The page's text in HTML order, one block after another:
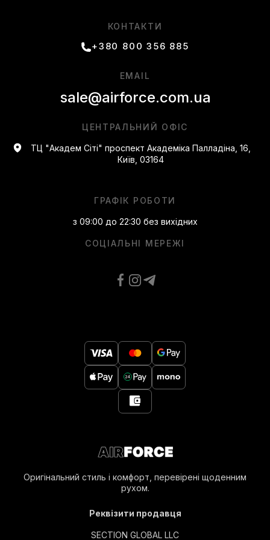
Ми працюємо кожен день, щоб ви могли робити покупки у
Здійсніть свою покупку на airforce.com.ua
легкою та приємною з нашою допомогою!
Оригінальний стиль і комфорт, перевірені щоденним
рухом.
Реквізити продавця
SECTION GLOBAL LLC
КОНТАКТИ
+380 800 356 885
ЦЕНТРАЛЬНИЙ ОФІС
ТЦ "Академ Сіті" проспект Академіка Палладіна, 16,
Київ, 03164
СОЦІАЛЬНІ МЕРЕЖІ
EMAIL
sale@airforce.com.ua
ГРАФІК РОБОТИ
з 09:00 до 22:30 без вихідних